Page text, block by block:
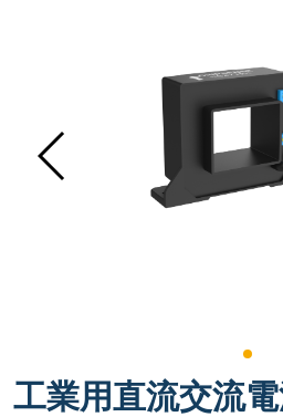
工業用直流交流